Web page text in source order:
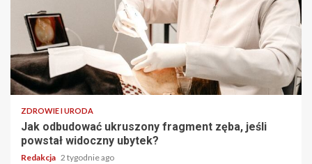
ZDROWIE I URODA
Jak odbudować ukruszony fragment zęba, jeśli
powstał widoczny ubytek?
Redakcja 2 tygodnie ago